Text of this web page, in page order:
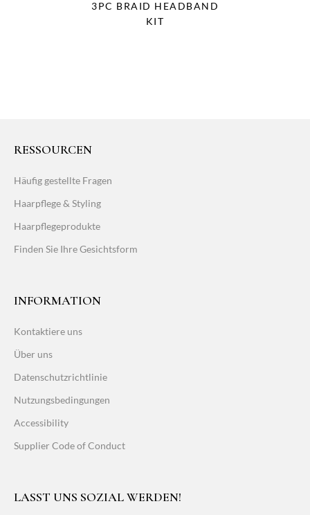
3PC BRAID HEADBAND
KIT
RESSOURCEN
Häufig gestellte Fragen
Haarpflege & Styling
Haarpflegeprodukte
Finden Sie Ihre Gesichtsform
INFORMATION
Kontaktiere uns
Über uns
Datenschutzrichtlinie
Nutzungsbedingungen
Accessibility
Supplier Code of Conduct
LASST UNS SOZIAL WERDEN!